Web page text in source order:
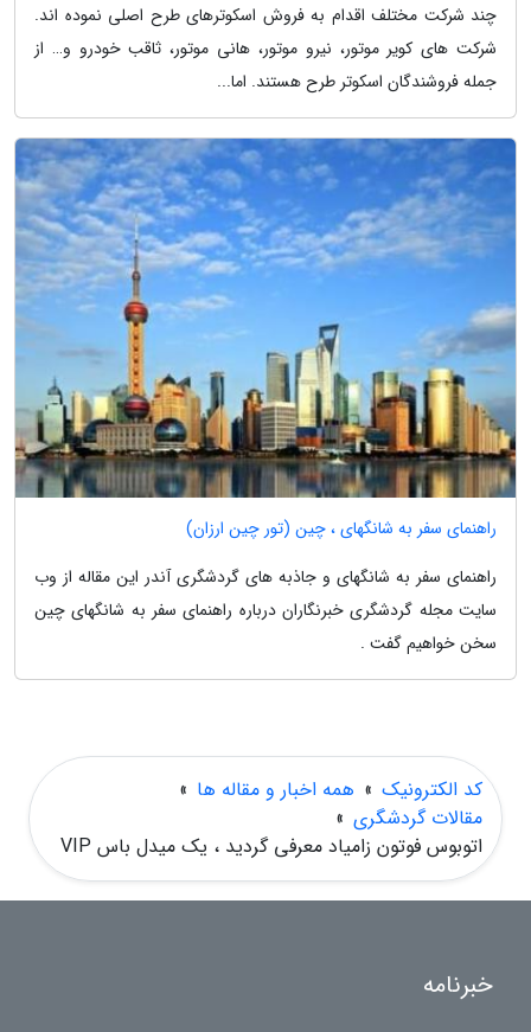
چند شرکت مختلف اقدام به فروش اسکوترهای طرح اصلی نموده اند.
شرکت های کویر موتور، نیرو موتور، هانی موتور، ثاقب خودرو و… از
جمله فروشندگان اسکوتر طرح هستند. اما...
راهنمای سفر به شانگهای ، چین (تور چین ارزان)
راهنمای سفر به شانگهای و جاذبه های گردشگری آندر این مقاله از وب
سایت مجله گردشگری خبرنگاران درباره راهنمای سفر به شانگهای چین
سخن خواهیم گفت .
کد الکترونیک » همه اخبار و مقاله ها »
مقالات گردشگری »
اتوبوس فوتون زامیاد معرفی گردید ، یک میدل باس VIP
خبرنامه